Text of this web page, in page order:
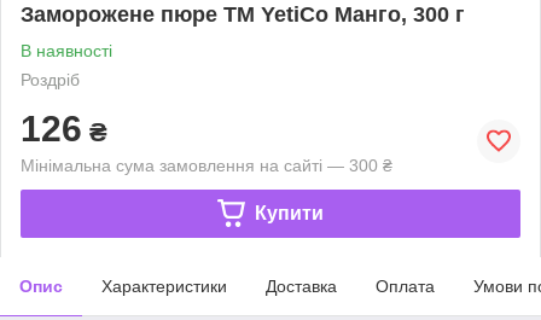
Заморожене пюре ТМ YetiCo Манго, 300 г
В наявності
Роздріб
126 ₴
Мінімальна сума замовлення на сайті — 300 ₴
Купити
Опис Характеристики Доставка Оплата Умови